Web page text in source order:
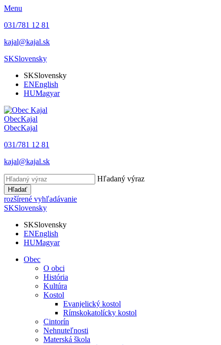
Menu
031/781 12 81
kajal@kajal.sk
SKSlovensky
SKSlovensky
ENEnglish
HUMagyar
ObecKajal
ObecKajal
031/781 12 81
kajal@kajal.sk
Hľadaný výraz
Hľadať
rozšírené vyhľadávanie
SKSlovensky
SKSlovensky
ENEnglish
HUMagyar
Obec
O obci
História
Kultúra
Kostol
Evanjelický kostol
Rímskokatolícky kostol
Cintorín
Nehnuteľnosti
Materská škola